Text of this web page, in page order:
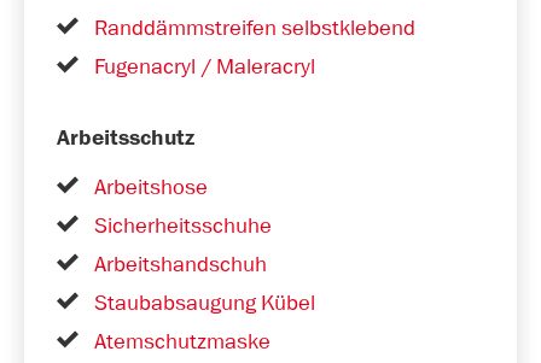
Randdämmstreifen selbstklebend
Fugenacryl / Maleracryl
Arbeitsschutz
Arbeitshose
Sicherheitsschuhe
Arbeitshandschuh
Staubabsaugung Kübel
Atemschutzmaske